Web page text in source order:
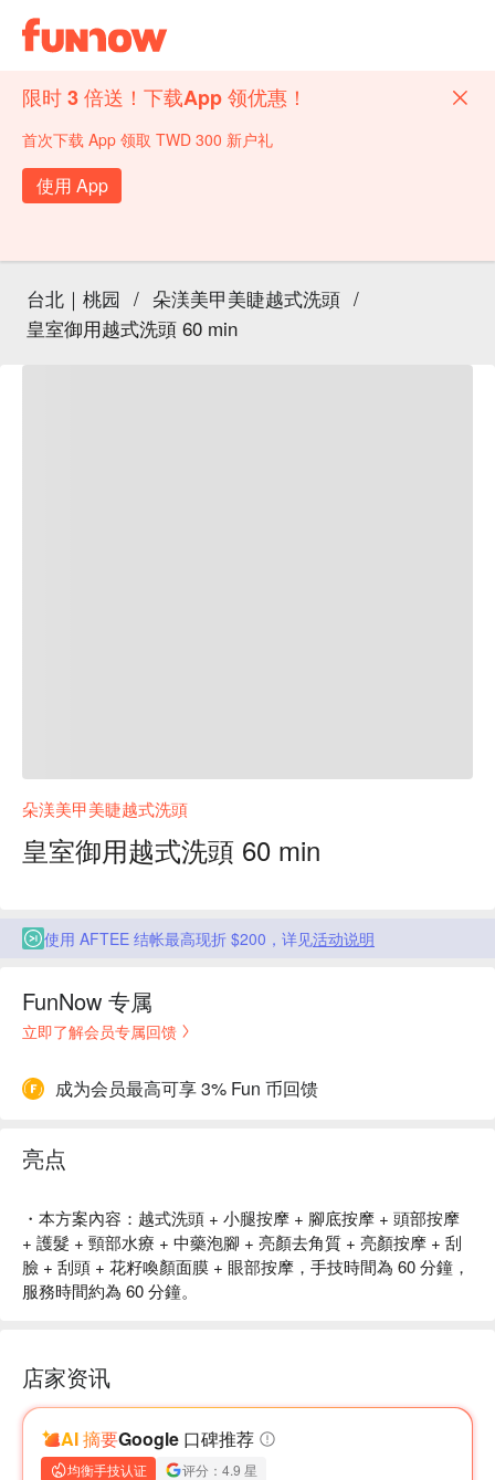
限时 3 倍送！下载App 领优惠！
首次下载 App 领取 TWD 300 新户礼
使用 App
台北｜桃园 / 朵渼美甲美睫越式洗頭 /
皇室御用越式洗頭 60 min
朵渼美甲美睫越式洗頭
皇室御用越式洗頭 60 min
使用 AFTEE 结帐最高现折 $200，详见活动说明
FunNow 专属
立即了解会员专属回馈
成为会员最高可享 3% Fun 币回馈
亮点
・本方案內容：越式洗頭 + 小腿按摩 + 腳底按摩 + 頭部按摩
+ 護髮 + 頸部水療 + 中藥泡腳 + 亮顏去角質 + 亮顏按摩 + 刮
臉 + 刮頭 + 花籽喚顏面膜 + 眼部按摩，手技時間為 60 分鐘，
服務時間約為 60 分鐘。
店家资讯
AI 摘要Google 口碑推荐
均衡手技认证 评分：4.9 星